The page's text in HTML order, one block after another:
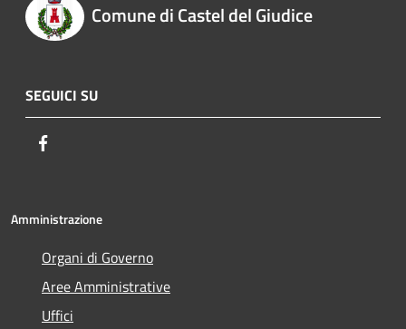
Comune di Castel del Giudice
SEGUICI SU
Amministrazione
Organi di Governo
Aree Amministrative
Uffici